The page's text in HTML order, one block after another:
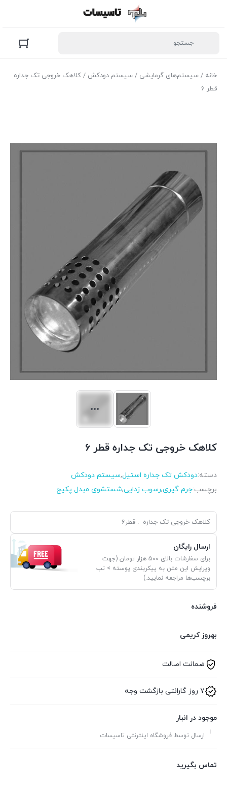
خانه / سیستم‌های گرمایشی / سیستم دودکش / کلاهک خروجی تک جداره
قطر 6
کلاهک خروجی تک جداره قطر 6
دسته:دودکش تک جداره استیل,سیستم دودکش
برچسب:جرم گیری,رسوب زدایی,شستشوی مبدل پکیج
کلاهک خروجی تک جداره . قطر6
ارسال رایگان
برای سفارشات بالای 500 هزار تومان (جهت
ویرایش این متن به پیکربندی پوسته > تب
برچسب‌ها مراجعه نمایید.)
فروشنده
بهروز کریمی
ضمانت اصالت
7 روز گارانتی بازگشت وجه
موجود در انبار
ارسال توسط فروشگاه اینترنتی تاسیسات
تماس بگیرید